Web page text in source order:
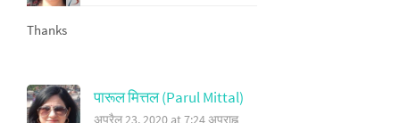
Thanks
पारूल मित्तल (Parul Mittal)
अप्रैल 23, 2020 at 7:24 अपराह्न